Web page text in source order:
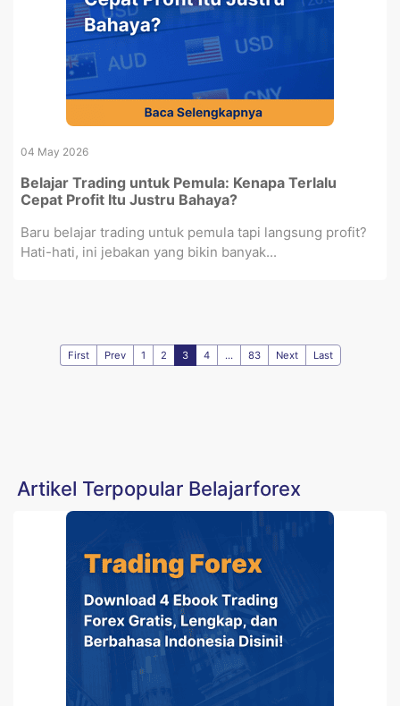
04 May 2026
Belajar Trading untuk Pemula: Kenapa Terlalu
Cepat Profit Itu Justru Bahaya?
Baru belajar trading untuk pemula tapi langsung profit?
Hati-hati, ini jebakan yang bikin banyak...
First Prev 1 2 3 4 ... 83 Next Last
Artikel Terpopular Belajarforex